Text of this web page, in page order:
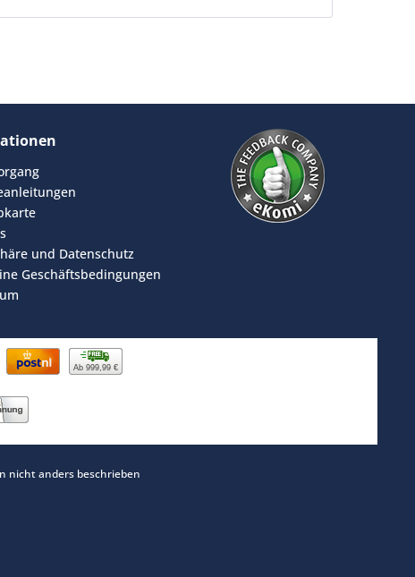
und Datenschutz
Geschäftsbedingungen
Ab 999,99 €
nicht anders beschrieben